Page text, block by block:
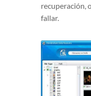
recuperación,
fallar.